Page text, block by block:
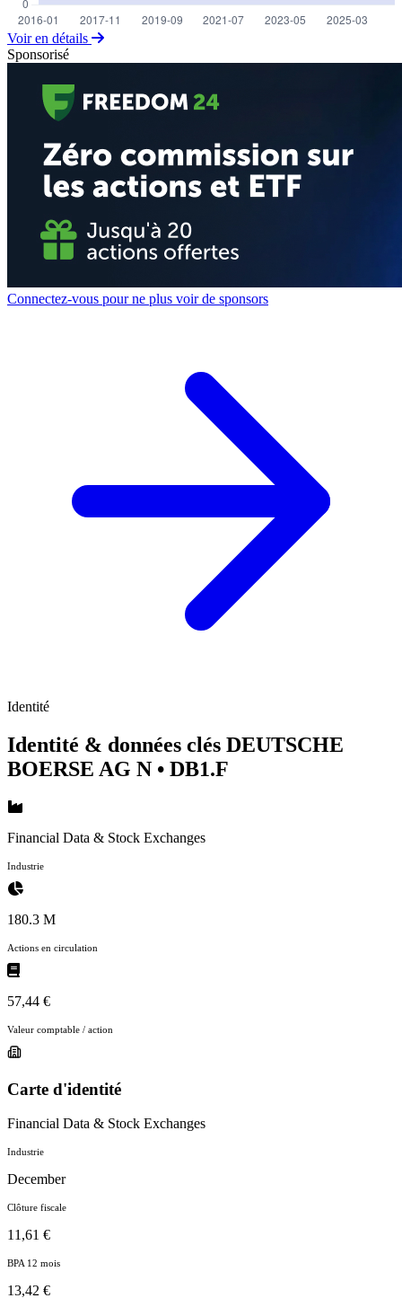
Voir en détails
Sponsorisé
Connectez-vous pour ne plus voir de sponsors
Identité
Identité & données clés DEUTSCHE
BOERSE AG N • DB1.F
Financial Data & Stock Exchanges
Industrie
180.3 M
Actions en circulation
57,44 €
Valeur comptable / action
Carte d'identité
Financial Data & Stock Exchanges
Industrie
December
Clôture fiscale
11,61 €
BPA 12 mois
13,42 €